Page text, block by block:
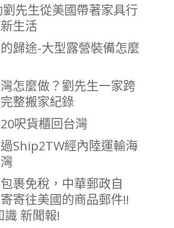
先生從美國帶著家具行
生活
歸途-大型露營裝備怎麼
怎麼做？劉先生一家跨
整搬家紀錄
呎貨櫃回台灣
Ship2TW經內陸運輸海
裹免稅，中華郵政自
寄往美國的商品郵件!!
識 新聞報!